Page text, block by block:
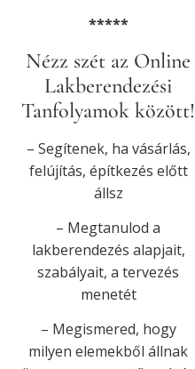
*****
Nézz szét az Online
Lakberendezési
Tanfolyamok között!
– Segítenek, ha vásárlás,
felújítás, építkezés előtt
állsz
– Megtanulod a
lakberendezés alapjait,
szabályait, a tervezés
menetét
– Megismered, hogy
milyen elemekből állnak